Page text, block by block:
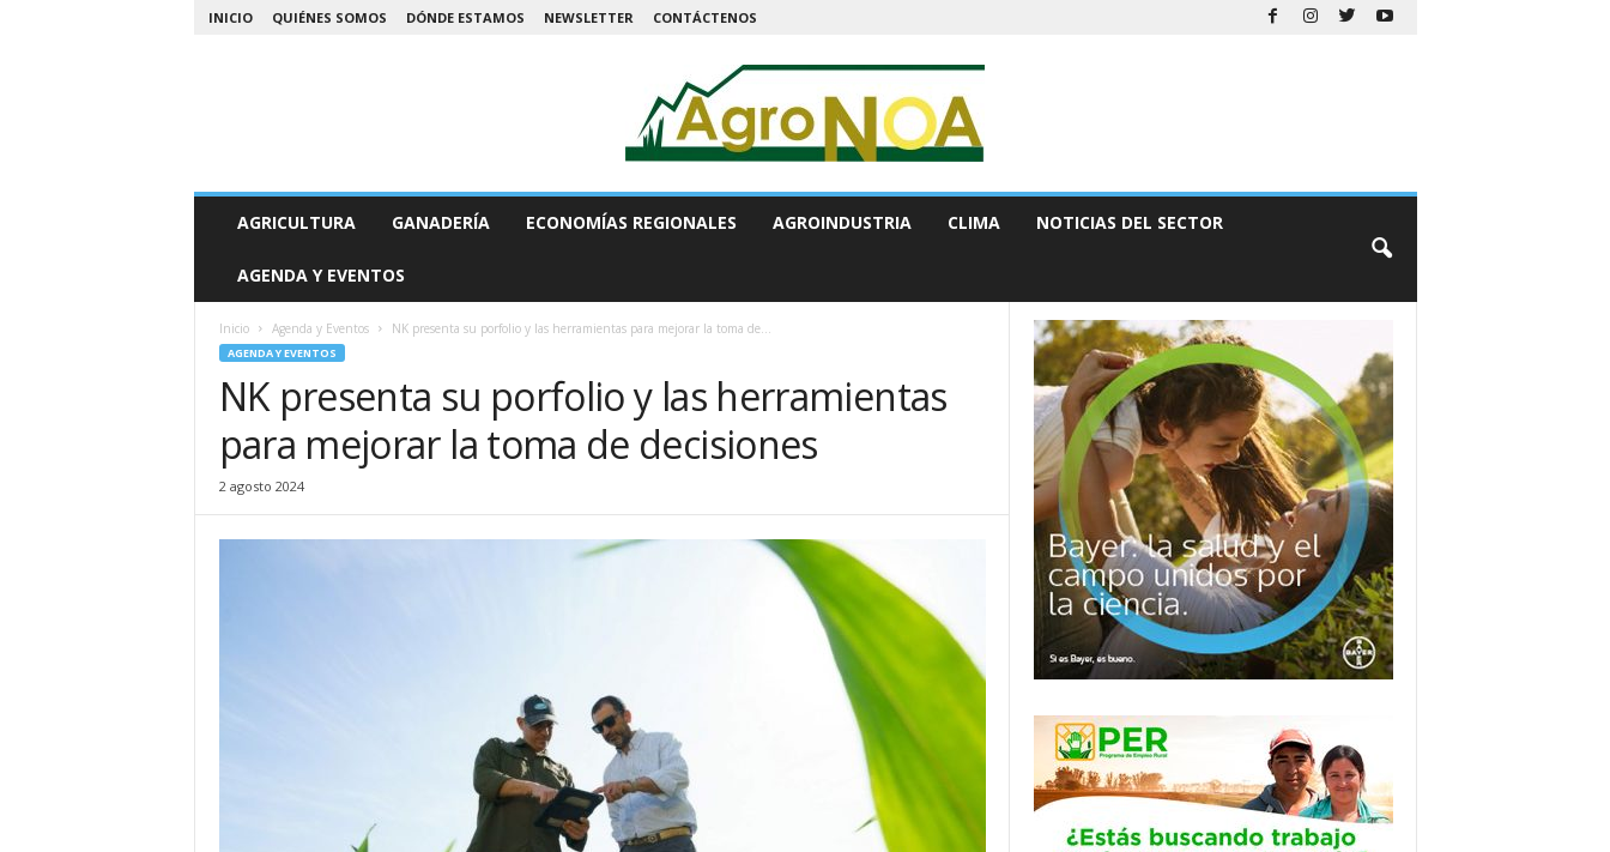
INICIO QUIÉNES SOMOS DÓNDE ESTAMOS NEWSLETTER CONTÁCTENOS
N
AGRICULTURA GANADERÍA ECONOMÍAS REGIONALES AGROINDUSTRIA CLIMA NOTICIAS DEL SECTOR
AGENDA Y EVENTOS
Inicio Agenda y Eventos NK presenta su porfolio y las herramientas para mejorar la toma de...
AGENDA Y EVENTOS
NK presenta su porfolio y las herramientas
para mejorar la toma de decisiones
2 agosto 2024